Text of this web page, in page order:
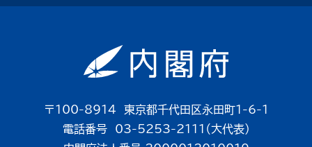
〒100-8914 東京都千代田区永田町1-6-1
電話番号 03-5253-2111（大代表）